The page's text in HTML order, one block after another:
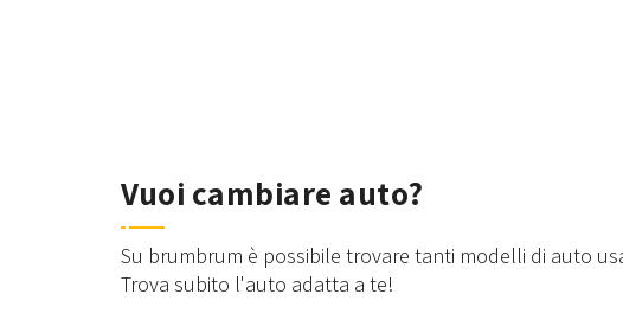
Vuoi cambiare auto?
Su brumbrum è possibile trovare tanti modelli di auto
Trova subito l'auto adatta a te!